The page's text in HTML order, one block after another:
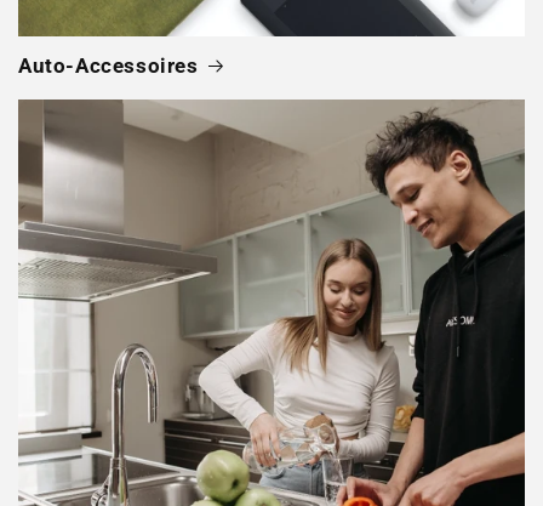
Auto-Accessoires